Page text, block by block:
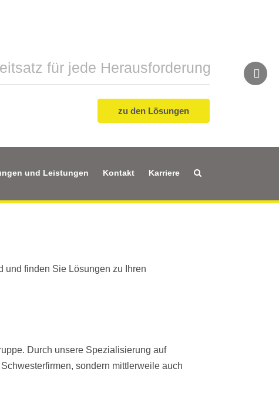
für jede Herausforderung
zu den Lösungen
und Leistungen Kontakt Karriere
und finden Sie Lösungen zu Ihren
Durch unsere Spezialisierung auf
sondern mittlerweile auch